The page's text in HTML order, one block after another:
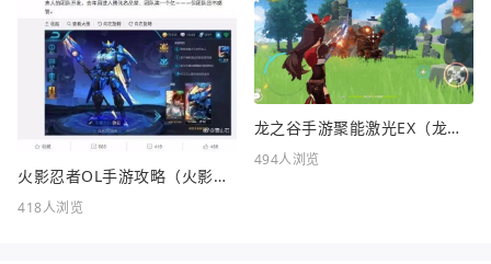
火影忍者OL手游攻略（火影忍者OL手游攻略站）
418人浏览
龙之谷手游聚能激光EX（龙之谷FC）
494人浏览